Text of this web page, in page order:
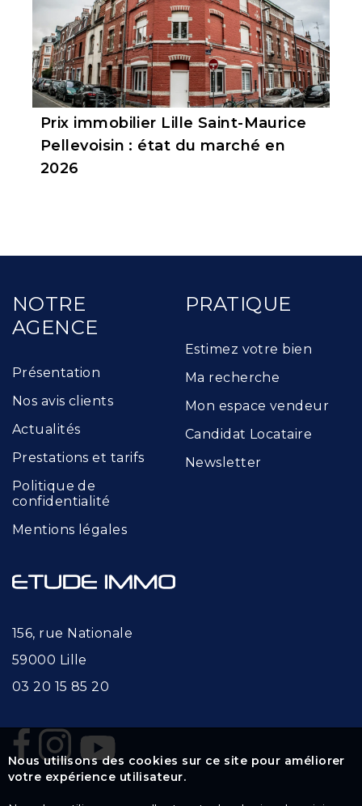
Prix immobilier Lille Saint-Maurice
Pellevoisin : état du marché en
2026
NOTRE
AGENCE
Présentation
Nos avis clients
Actualités
Prestations et tarifs
Politique de
confidentialité
Mentions légales
PRATIQUE
Estimez votre bien
Ma recherche
Mon espace vendeur
Candidat Locataire
Newsletter
156, rue Nationale
59000 Lille
03 20 15 85 20
Nous utilisons des cookies sur ce site pour améliorer
votre expérience utilisateur.